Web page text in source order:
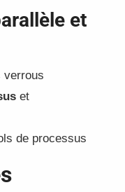
et
et
de processus